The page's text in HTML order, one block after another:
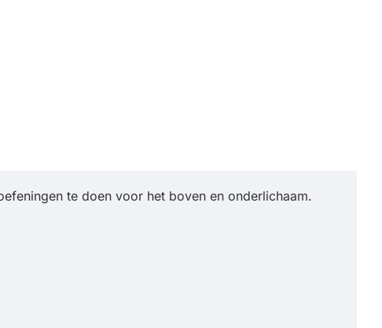
te doen voor het boven en onderlichaam.